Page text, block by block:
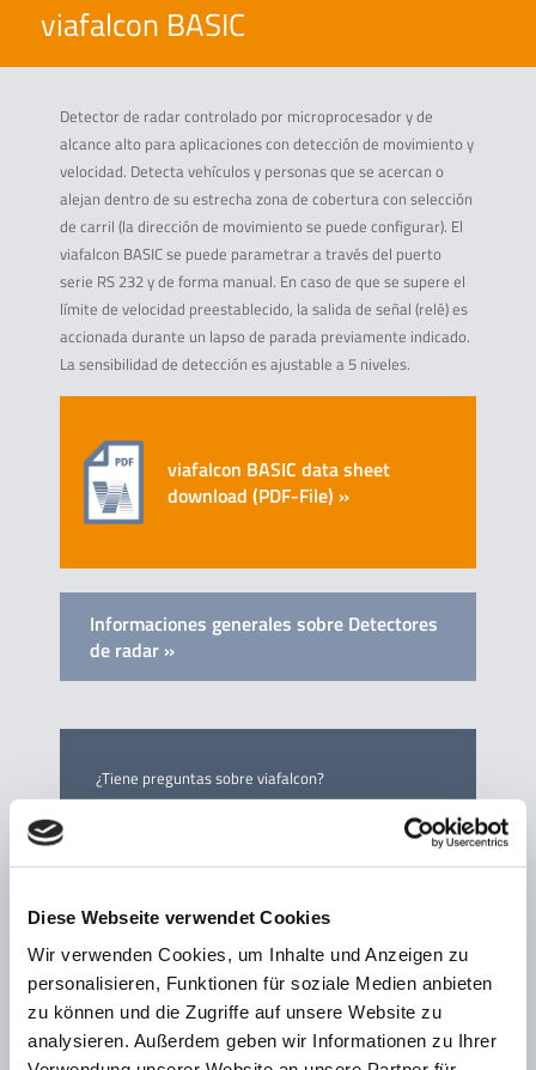
Diese Webseite verwendet Cookies
Wir verwenden Cookies, um Inhalte und Anzeigen zu
personalisieren, Funktionen für soziale Medien anbieten
zu können und die Zugriffe auf unsere Website zu
analysieren. Außerdem geben wir Informationen zu Ihrer
viafalcon BASIC
Detector de radar controlado por microprocesador y de
alcance alto para aplicaciones con detección de movimiento y
velocidad. Detecta vehículos y personas que se acercan o
alejan dentro de su estrecha zona de cobertura con selección
de carril (la dirección de movimiento se puede configurar). El
viafalcon BASIC se puede parametrar a través del puerto
serie RS 232 y de forma manual. En caso de que se supere el
límite de velocidad preestablecido, la salida de señal (relé) es
accionada durante un lapso de parada previamente indicado.
La sensibilidad de detección es ajustable a 5 niveles.
viafalcon BASIC data sheet
download (PDF-File) »
Informaciones generales sobre Detectores
de radar »
¿Tiene preguntas sobre viafalcon?
Llámenos.
+49 (0)21 71-50 49-30
via traffic Products
viacount II Contador de tráfico